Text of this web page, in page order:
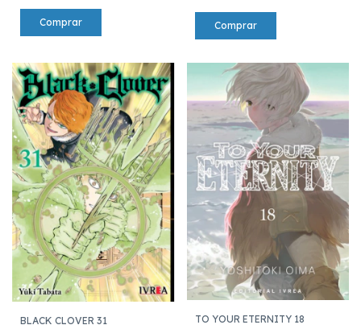
BLACK CLOVER 31 TO YOUR ETERNITY 18